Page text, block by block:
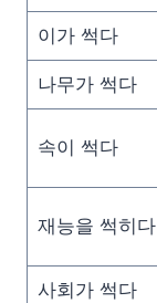
이가 썩다
나무가 썩다
속이 썩다
재능을 썩히다
사회가 썩다